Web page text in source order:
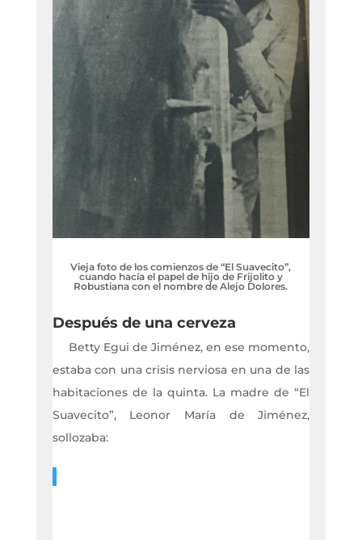
Vieja foto de los comienzos de “El Suavecito”,
cuando hacía el papel de hijo de Frijolito y
Robustiana con el nombre de Alejo Dolores.
Después de una cerveza
Betty Egui de Jiménez, en ese momento,
estaba con una crisis nerviosa en una de las
habitaciones de la quinta. La madre de “El
Suavecito”, Leonor María de Jiménez,
sollozaba: